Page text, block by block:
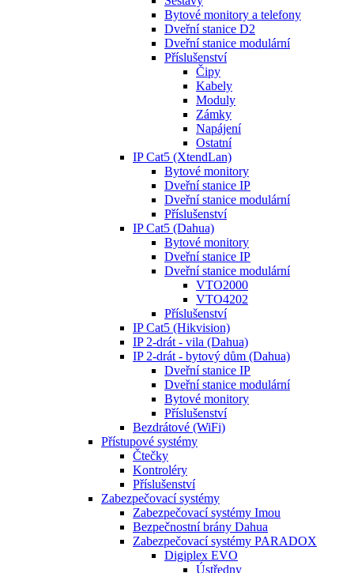
Bytové monitory a telefony
Dveřní stanice D2
Dveřní stanice modulární
Příslušenství
Čipy
Kabely
Moduly
Zámky
Napájení
Ostatní
IP Cat5 (XtendLan)
Bytové monitory
Dveřní stanice IP
Dveřní stanice modulární
Příslušenství
IP Cat5 (Dahua)
Bytové monitory
Dveřní stanice IP
Dveřní stanice modulární
VTO2000
VTO4202
Příslušenství
IP Cat5 (Hikvision)
IP 2-drát - vila (Dahua)
IP 2-drát - bytový dům (Dahua)
Dveřní stanice IP
Dveřní stanice modulární
Bytové monitory
Příslušenství
Bezdrátové (WiFi)
Přístupové systémy
Čtečky
Kontroléry
Příslušenství
Zabezpečovací systémy
Zabezpečovací systémy Imou
Bezpečnostní brány Dahua
Zabezpečovací systémy PARADOX
Digiplex EVO
Ústředny